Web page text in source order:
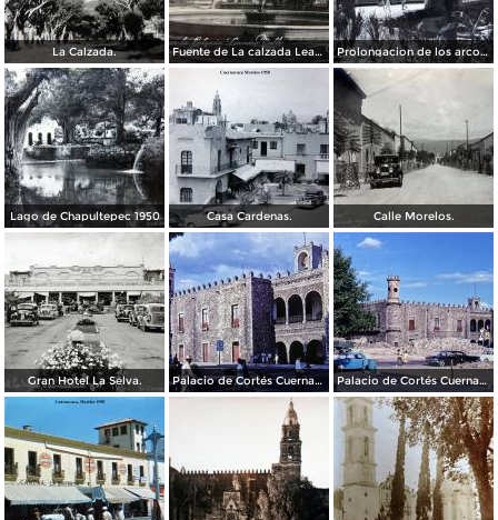
La Calzada. Fuente de La calzada Leandro Valle. Prolongacion de los arcos de Guadalupe.
Lago de Chapultepec 1950 Casa Cardenas. Calle Morelos.
Gran Hotel La Selva. Palacio de Cortés Cuernavaca Morelos 1967 Palacio de Cortés Cuernavaca Morelos 1967